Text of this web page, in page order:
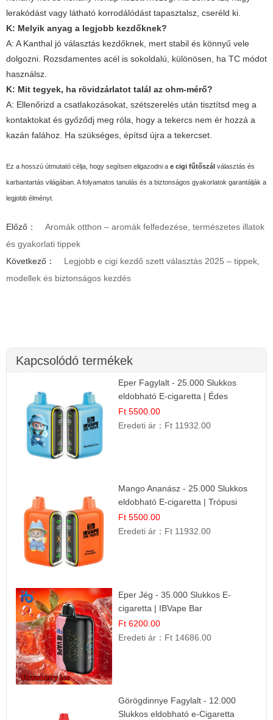
lerakódást vagy látható korrodálódást tapasztalsz, cseréld ki.
K: Melyik anyag a legjobb kezdőknek?
A: A Kanthal jó választás kezdőknek, mert stabil és könnyű vele
dolgozni. Rozsdamentes acél is sokoldalú, különösen, ha TC módot
használsz.
K: Mit tegyek, ha rövidzárlatot talál az ohm-mérő?
A: Ellenőrizd a csatlakozásokat, szétszerelés után tisztítsd meg a
kontaktokat és győződj meg róla, hogy a tekercs nem ér hozzá a
kazán falához. Ha szükséges, építsd újra a tekercset.
Ez a hosszú útmutató célja, hogy segítsen eligazodni a e cigi fűtőszál választás és
karbantartás világában. A folyamatos tanulás és a biztonságos gyakorlatok garantálják a
legjobb élményt.
Előző：
Aromák otthon – aromák felfedezése, természetes illatok
és gyakorlati tippek
Következő：
Legjobb e cigi kezdő szett választás 2025 – tippek,
modellek és biztonságos kezdés
Kapcsolódó termékek
Eper Fagylalt - 25.000 Slukkos
eldobható E-cigaretta | Édes
Desszert Íz
Ft 5500.00
Eredeti ár： Ft 11932.00
Mango Ananász - 25.000 Slukkos
eldobható E-cigaretta | Trópusi
Ízélmény
Ft 5500.00
Eredeti ár： Ft 11932.00
Eper Jég - 35.000 Slukkos E-
cigaretta | IBVape Bar
Ft 6200.00
Eredeti ár： Ft 14686.00
Görögdinnye Fagylalt - 12.000
Slukkos eldobható e-Cigaretta